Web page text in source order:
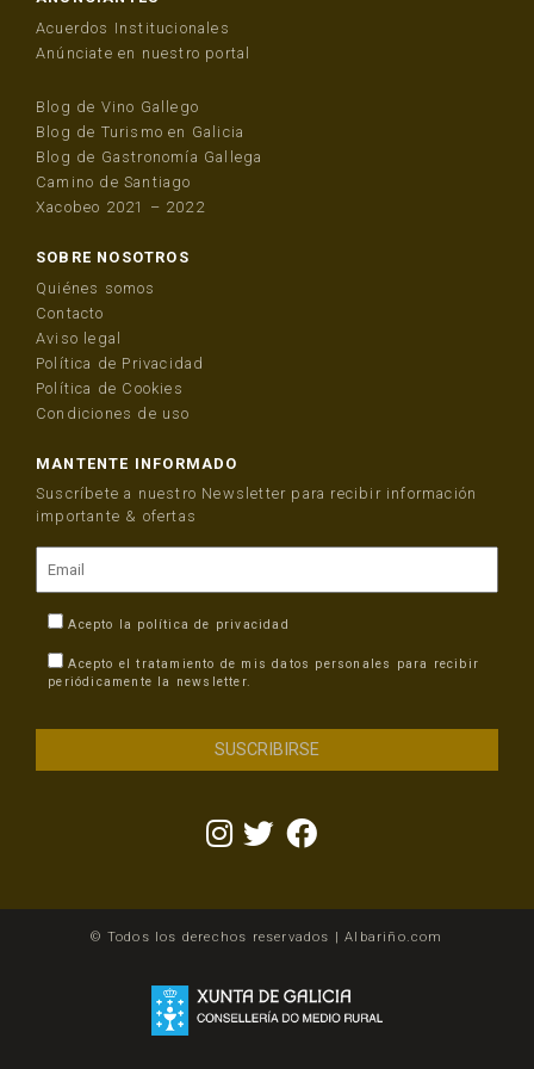
Acuerdos Institucionales
Anúnciate en nuestro portal
Blog de Vino Gallego
Blog de Turismo en Galicia
Blog de Gastronomía Gallega
Camino de Santiago
Xacobeo 2021 – 2022
SOBRE NOSOTROS
Quiénes somos
Contacto
Aviso legal
Política de Privacidad
Política de Cookies
Condiciones de uso
MANTENTE INFORMADO
Suscríbete a nuestro Newsletter para recibir información
importante & ofertas
Acepto la política de privacidad
Acepto el tratamiento de mis datos personales para recibir
periódicamente la newsletter.
© Todos los derechos reservados | Albariño.com